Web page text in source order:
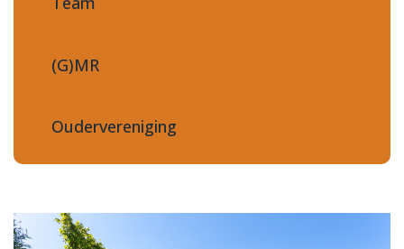
(G)MR
Oudervereniging